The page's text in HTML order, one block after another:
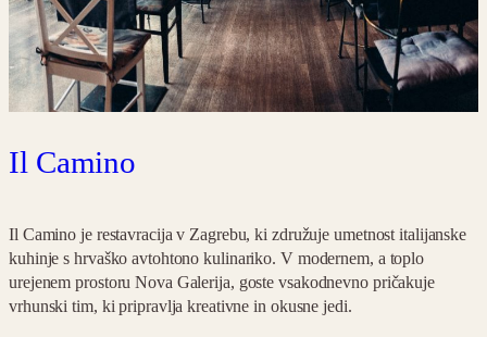
Il Camino
Il Camino je restavracija v Zagrebu, ki združuje umetnost italijanske
kuhinje s hrvaško avtohtono kulinariko. V modernem, a toplo
urejenem prostoru Nova Galerija, goste vsakodnevno pričakuje
vrhunski tim, ki pripravlja kreativne in okusne jedi.